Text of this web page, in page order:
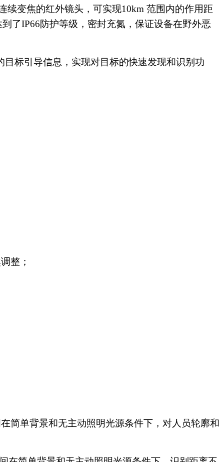
续变焦的红外镜头，可实现10km 范围内的作用距
了IP66防护等级，密封充氮，保证设备在野外恶
标引导信息，实现对目标的快速发现和识别功
整；
简单背景和无主动照明光源条件下，对人员轮廓和